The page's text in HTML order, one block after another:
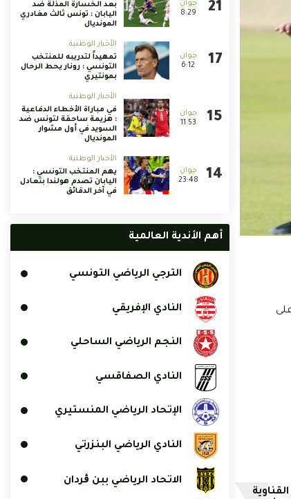
8:29
بعد الخسارة المذلة ضد
اليابان : تونس ثالث مغادري
المونديال
6:12
الأخبار الوطنية
تمهيداً لتدريبه للمنتخب
التونسي : رونار يحط الرحال
بمونتيري
11:53
الأخبار الوطنية
في مباراة الأخطاء الدفاعية
: هزيمة ساحقة لتونس ضد
السويد في أول مشوار
المونديال
23:48
الأخبار الوطنية
يهم المنتخب التونسي :
اليابان تصدم هولندا بتعادل
في آخر الدقائق
أهم الأندية العالمية
الترجي الرياضي التونسي
النادي الإفريقي
النجم الرياضي الساحلي
النادي الصفاقسي
الإتحاد الرياضي المنستيري
النادي الرياضي البنزرتي
الاتحاد الرياضي ببن ڨردان